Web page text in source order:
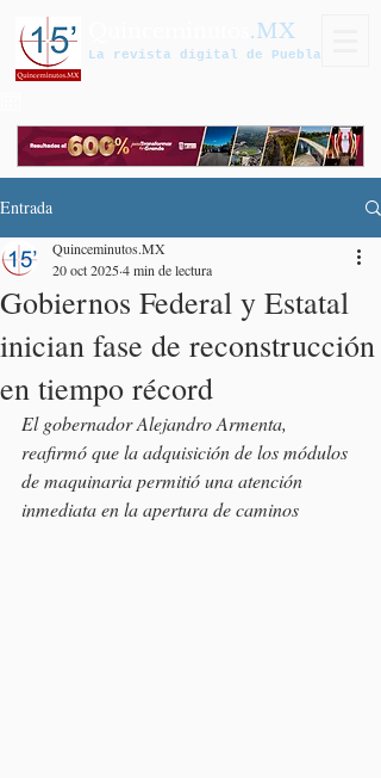
.MX
La revista digital de Puebla
Entrada
Gobiernos Federal y Estatal
inician fase de reconstrucción
en tiempo récord
Quinceminutos.MX
20 oct 20254 min de lectura
El gobernador Alejandro Armenta,
reafirmó que la adquisición de los módulos
de maquinaria permitió una atención
inmediata en la apertura de caminos